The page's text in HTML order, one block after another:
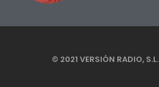
© 2021 VERSIÓN RADIO, S.L.